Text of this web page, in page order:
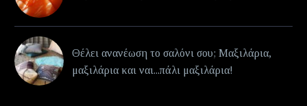
Θέλει ανανέωση το σαλόνι σου; Μαξιλάρια,
μαξιλάρια και ναι...πάλι μαξιλάρια!